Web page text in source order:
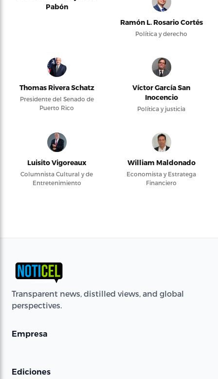
Pabón
Ramón L. Rosario Cortés
Política y derecho
Thomas Rivera Schatz
Presidente del Senado de
Puerto Rico
Víctor García San
Inocencio
Política y justicia
Luisito Vigoreaux
Columnista Cultural y de
Entretenimiento
William Maldonado
Economista y Estratega
Financiero
Transparent news, distilled views, and global
perspectives.
Empresa
Ediciones